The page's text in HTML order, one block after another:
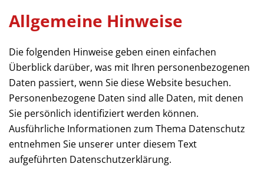
Allgemeine Hinweise
Die folgenden Hinweise geben einen einfachen
Überblick darüber, was mit Ihren personenbezogenen
Daten passiert, wenn Sie diese Website besuchen.
Personenbezogene Daten sind alle Daten, mit denen
Sie persönlich identifiziert werden können.
Ausführliche Informationen zum Thema Datenschutz
entnehmen Sie unserer unter diesem Text
aufgeführten Datenschutzerklärung.